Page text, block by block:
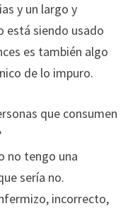
y un largo y
está siendo usado
es también algo
de lo impuro.
que consumen
no tengo una
sería no.
incorrecto,